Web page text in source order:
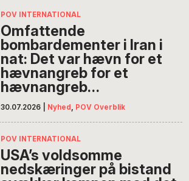
POV INTERNATIONAL
Omfattende
bombardementer i Iran i
nat: Det var hævn for et
hævnangreb for et
hævnangreb…
30.07.2026 Nyhed , POV Overblik
POV INTERNATIONAL
USA’s voldsomme
nedskæringer på bistand